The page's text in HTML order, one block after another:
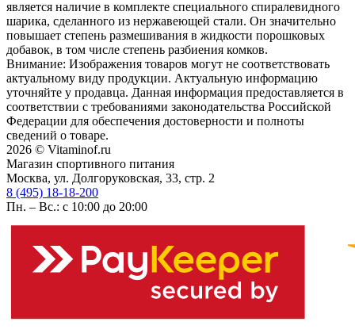
является наличие в комплекте специального спиралевидного
шарика, сделанного из нержавеющей стали. Он значительно
повышает степень размешивания в жидкости порошковых
добавок, в том числе степень разбиения комков.
Внимание: Изображения товаров могут не соответствовать
актуальному виду продукции. Актуальную информацию
уточняйте у продавца. Данная информация предоставляется в
соответствии с требованиями законодательства Российской
Федерации для обеспечения достоверности и полноты
сведений о товаре.
2026 © Vitaminof.ru
Магазин спортивного питания
Москва, ул. Долгоруковская, 33, стр. 2
8 (495) 18-18-200
Пн. – Вс.: с 10:00 до 20:00